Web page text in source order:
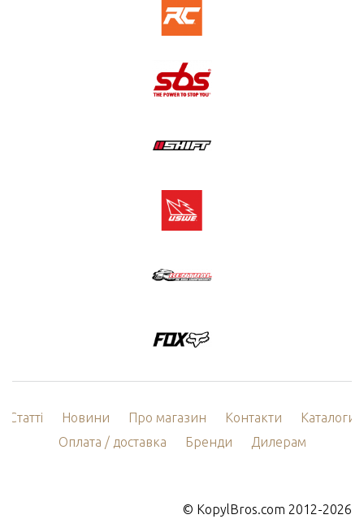
Статті Новини Про магазин Контакти
Каталоги
Оплата / доставка
Бренди Дилерам
© KopylBros.com 2012-2026